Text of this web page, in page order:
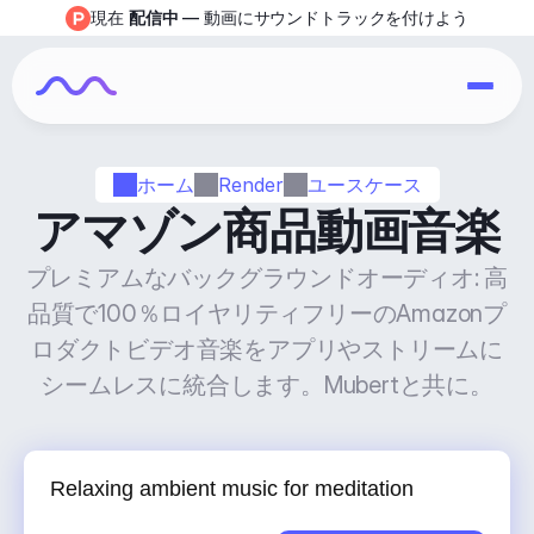
ホーム Render ユースケース
アマゾン商品動画音楽
プレミアムなバックグラウンドオーディオ: 高
品質で100％ロイヤリティフリーのAmazonプ
ロダクトビデオ音楽をアプリやストリームに
シームレスに統合します。Mubertと共に。
現在 配信中 — 動画にサウンドトラックを付けよう